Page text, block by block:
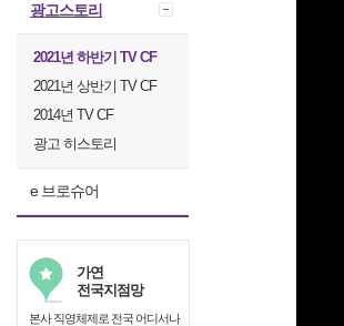
광고스토리
2021년 하반기 TV CF
2021년 상반기 TV CF
2014년 TV CF
광고 히스토리
e 브로슈어
가연
전국지점망
본사 직영체제로 전국 어디서나